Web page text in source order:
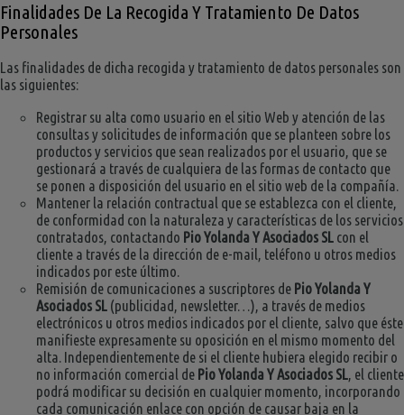
Finalidades De La Recogida Y Tratamiento De Datos
Personales
Las finalidades de dicha recogida y tratamiento de datos personales son
las siguientes:
Registrar su alta como usuario en el sitio Web y atención de las
consultas y solicitudes de información que se planteen sobre los
productos y servicios que sean realizados por el usuario, que se
gestionará a través de cualquiera de las formas de contacto que
se ponen a disposición del usuario en el sitio web de la compañía.
Mantener la relación contractual que se establezca con el cliente,
de conformidad con la naturaleza y características de los servicios
contratados, contactando Pio Yolanda Y Asociados SL con el
cliente a través de la dirección de e-mail, teléfono u otros medios
indicados por este último.
Remisión de comunicaciones a suscriptores de Pio Yolanda Y
Asociados SL (publicidad, newsletter…), a través de medios
electrónicos u otros medios indicados por el cliente, salvo que éste
manifieste expresamente su oposición en el mismo momento del
alta. Independientemente de si el cliente hubiera elegido recibir o
no información comercial de Pio Yolanda Y Asociados SL, el cliente
podrá modificar su decisión en cualquier momento, incorporando
cada comunicación enlace con opción de causar baja en la